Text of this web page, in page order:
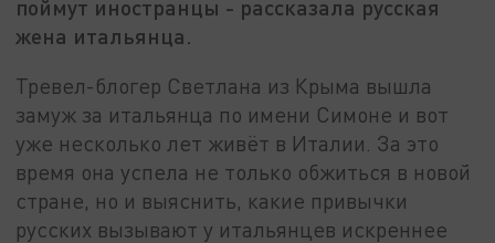
поймут иностранцы - рассказала русская
жена итальянца.
Тревел-блогер Светлана из Крыма вышла
замуж за итальянца по имени Симоне и вот
уже несколько лет живёт в Италии. За это
время она успела не только обжиться в новой
стране, но и выяснить, какие привычки
русских вызывают у итальянцев искреннее